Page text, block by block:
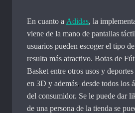
En cuanto a Adidas, la
viene de la mano de pantallas
usuarios pueden escoger el tipo
resulta más atractivo. Botas de
Basket entre otros usos y
en 3D y además, desde todos los
del consumidor. Se le puede dar
de una persona de la tienda se